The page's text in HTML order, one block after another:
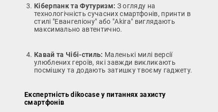
Кіберпанк та Футуризм: З огляду на
технологічність сучасних смартфонів, принти в
стилі "Евангеліону" або "Akira" виглядають
максимально автентично.
Кавай та Чібі-стиль: Маленькі милі версії
улюблених героїв, які завжди викликають
посмішку та додають затишку твоєму гаджету.
Експертність dikocase у питаннях захисту
смартфонів